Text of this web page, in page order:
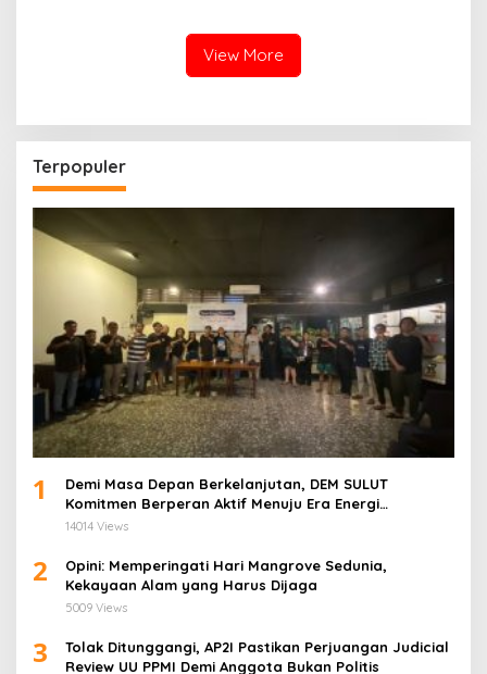
View More
Terpopuler
1
Demi Masa Depan Berkelanjutan, DEM SULUT
Komitmen Berperan Aktif Menuju Era Energi
Terbarukan di Sulawesi Utara
14014 Views
2
Opini: Memperingati Hari Mangrove Sedunia,
Kekayaan Alam yang Harus Dijaga
5009 Views
3
Tolak Ditunggangi, AP2I Pastikan Perjuangan Judicial
Review UU PPMI Demi Anggota Bukan Politis